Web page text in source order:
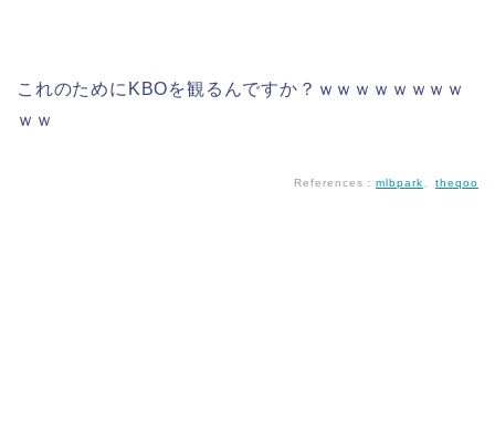
これのためにKBOを観るんですか？ｗｗｗｗｗｗｗｗ
ｗｗ
References： mlbpark、 theqoo